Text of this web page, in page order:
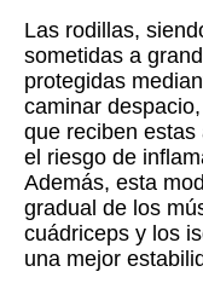
Las rodillas,
sometidas a
protegidas
caminar
que reciben
el riesgo de
Además, esta
gradual de los
cuádriceps y los
una mejor